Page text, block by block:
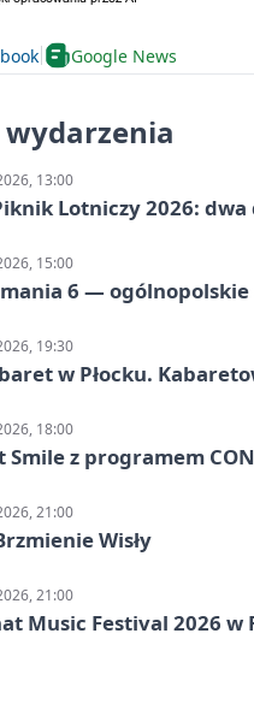
Google News
wydarzenia
13:00
Lotniczy 2026:
15:00
6 —
19:30
w Płocku.
18:00
Smile z programem
21:00
Wisły
21:00
Music Festival 2026 w